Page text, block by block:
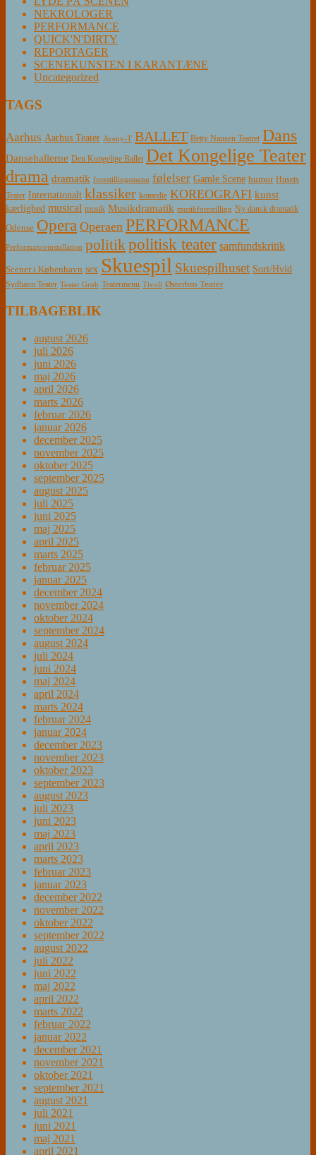
NEKROLOGER
PERFORMANCE
QUICK'N'DIRTY
REPORTAGER
SCENEKUNSTEN I KARANTÆNE
Uncategorized
TAGS
Aarhus Aarhus Teater Aveny-T BALLET Betty Nansen Teatret Dans
Dansehallerne Den Kongelige Ballet Det Kongelige Teater
drama dramatik forestillingsmenu følelser Gamle Scene humor Husets
Teater Internationalt klassiker komedie KOREOGRAFI kunst
kærlighed musical musik Musikdramatik musikforestilling Ny dansk dramatik
Odense Opera Operaen PERFORMANCE
Performanceinstallation politikpolitisk teater samfundskritik
Scener i København sex Skuespil Skuespilhuset Sort/Hvid
Sydhavn Teater Teater Grob Teatermenu Tivoli Østerbro Teater
TILBAGEBLIK
august 2026
juli 2026
juni 2026
maj 2026
april 2026
marts 2026
februar 2026
januar 2026
december 2025
november 2025
oktober 2025
september 2025
august 2025
juli 2025
juni 2025
maj 2025
april 2025
marts 2025
februar 2025
januar 2025
december 2024
november 2024
oktober 2024
september 2024
august 2024
juli 2024
juni 2024
maj 2024
april 2024
marts 2024
februar 2024
januar 2024
december 2023
november 2023
oktober 2023
september 2023
august 2023
juli 2023
juni 2023
maj 2023
april 2023
marts 2023
februar 2023
januar 2023
december 2022
november 2022
oktober 2022
september 2022
august 2022
juli 2022
juni 2022
maj 2022
april 2022
marts 2022
februar 2022
januar 2022
december 2021
november 2021
oktober 2021
september 2021
august 2021
juli 2021
juni 2021
maj 2021
april 2021